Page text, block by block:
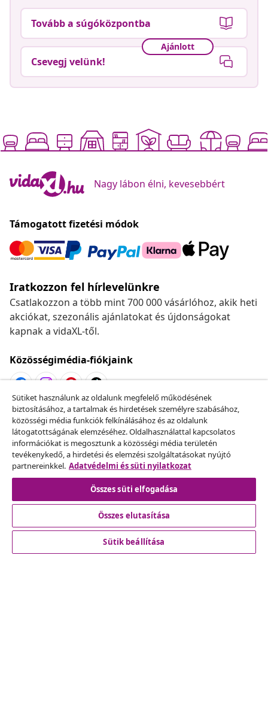
Tovább a súgóközpontba
Ajánlott
Csevegj velünk!
Nagy lábon élni, kevesebbért
Támogatott fizetési módok
Iratkozzon fel hírlevelünkre
Csatlakozzon a több mint 700 000 vásárlóhoz, akik heti
akciókat, szezonális ajánlatokat és újdonságokat
kapnak a vidaXL-től.
Közösségimédia-fiókjaink
Szerződéstől való elállás
Küldj be egy rendelés lemondására vonatkozó
kérelmet.
Szerződéstől való elállás
Ügyfélszolgálat
Sütiket használunk az oldalunk megfelelő működésének
biztosításához, a tartalmak és hirdetések személyre szabásához,
közösségi média funkciók felkínálásához és az oldalunk
látogatottságának elemzéséhez. Oldalhasználattal kapcsolatos
információkat is megosztunk a közösségi média területén
tevékenykedő, a hirdetési és elemzési szolgáltatásokat nyújtó
partnereinkkel. Adatvédelmi és süti nyilatkozat
Összes süti elfogadása
Összes elutasítása
Sütik beállítása